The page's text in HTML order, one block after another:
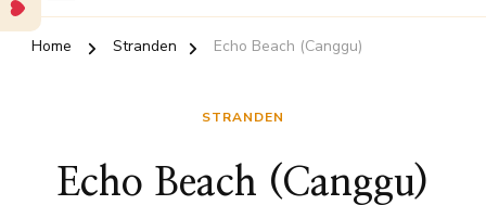
Home Stranden Echo Beach (Canggu)
STRANDEN
Echo Beach (Canggu)